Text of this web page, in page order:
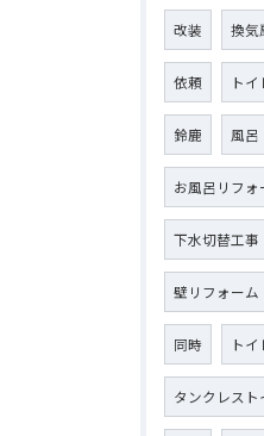
改装 換気
依頼 ト
鈴鹿 風呂
お風呂リフォ
下水切替工事
壁リフォーム
同時 ト
タンクレスト